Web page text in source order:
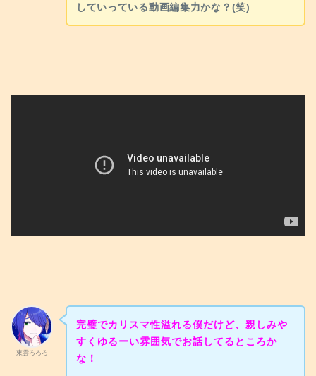
していっている動画編集力かな？(笑)
東雲ろろろ
完璧でカリスマ性溢れる僕だけど、親しみや
すくゆるーい雰囲気でお話してるところか
な！